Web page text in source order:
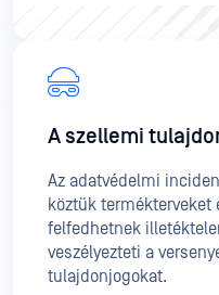
A szellemi
Az adatvédelmi
köztük
felfedhetnek
veszélyezteti a
tulajdonjogokat.